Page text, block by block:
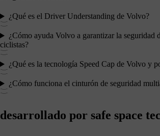
¿Qué es el Driver Understanding de Volvo?
¿Cómo ayuda Volvo a garantizar la seguridad
ciclistas?
¿Qué es la tecnología Speed Cap de Volvo y
¿Cómo funciona el cinturón de seguridad
desarrollado por safe space